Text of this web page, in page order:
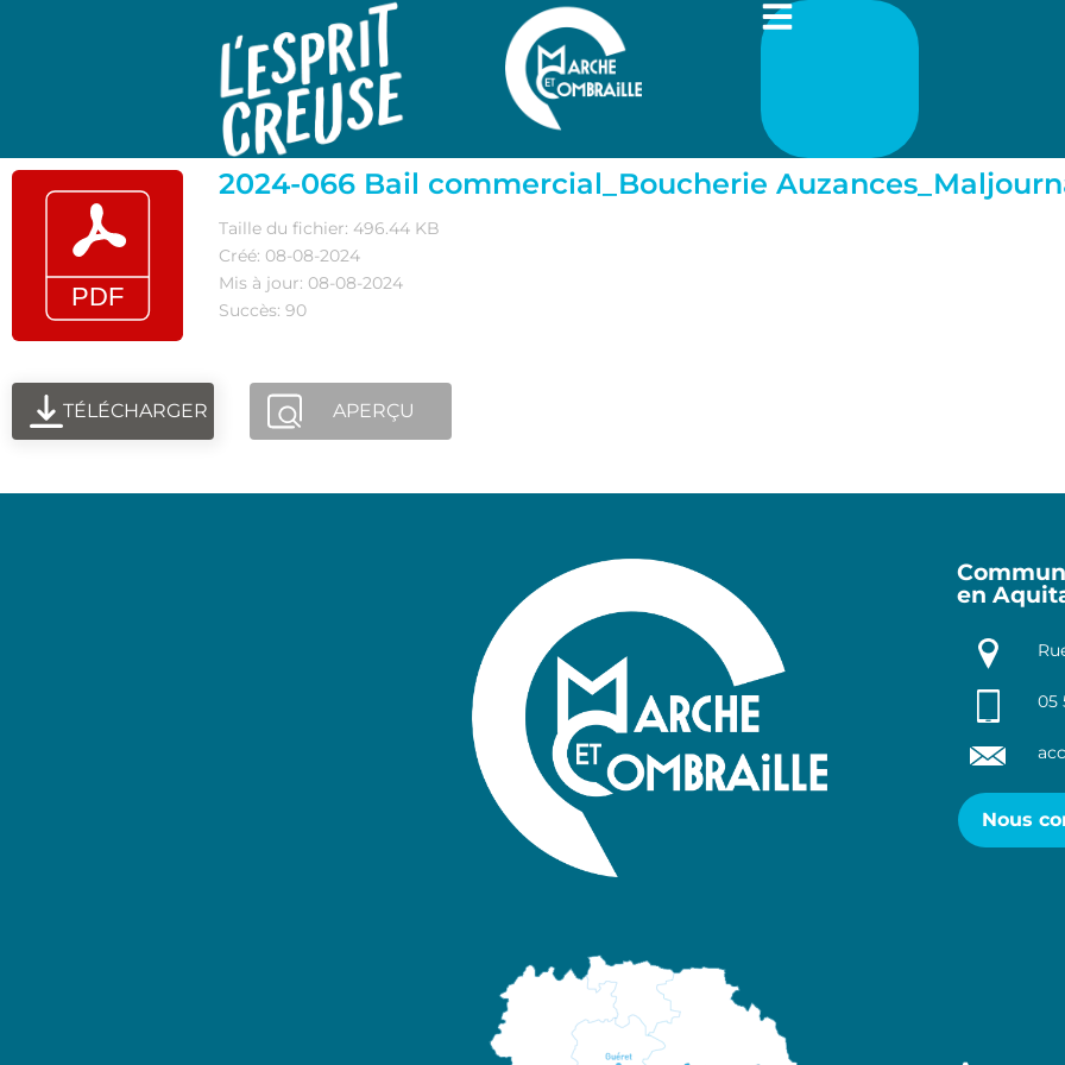
2024-066 Bail commercial_Boucherie
Taille du fichier: 496.44 KB
Créé: 08-08-2024
Mis à jour: 08-08-2024
Succès: 90
TÉLÉCHARGER APERÇU
en
05
Nous